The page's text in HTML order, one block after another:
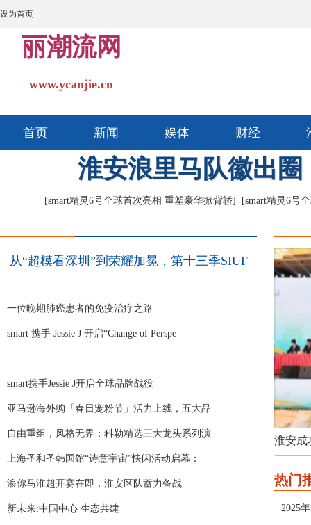
设为首页
丽潮流网
www.ycanjie.cn
首页 新闻 娱体 财经
淮安浪里马队徽出
[smart精灵6号全球首次亮相 重塑豪华掀背轿] [smart精灵6号
从“超模看深圳”到荣耀加冕，第十三季SIUF
一位晚期肺癌患者的免疫治疗之路
smart 携手 Jessie J 开启“Change of Perspe
smart携手Jessie J开启全球品牌战役
亚马逊海外购「春日宠粉节」活力上线，五大品
自由重组，风格无界：科勒精选三大龙头系列演
上海圣和圣韩国馆“诗意宇宙”快闪活动启幕：
浪你马淮超开赛在即，淮安区队蓄力备战
新未来:中国中心 生态共建
佑康御黑果枸杞固体饮料正式上市 淮安成
热门
2025